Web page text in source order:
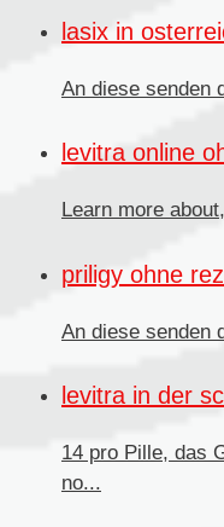
lasix in
An diese senden
levitra online
Learn more
priligy ohne
An diese senden
levitra in der
14 pro Pille, das
no...